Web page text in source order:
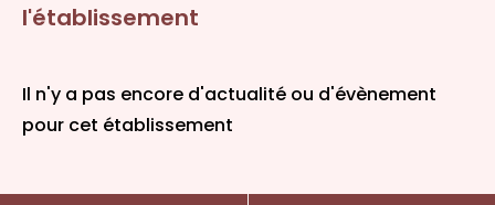
l'établissement
Il n'y a pas encore d'actualité ou d'évènement
pour cet établissement